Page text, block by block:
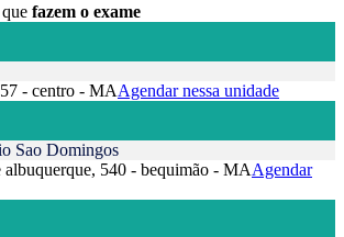
fazem o exame
- centro - MAAgendar nessa unidade
Sao Domingos
albuquerque, 540 - bequimão - MAAgendar